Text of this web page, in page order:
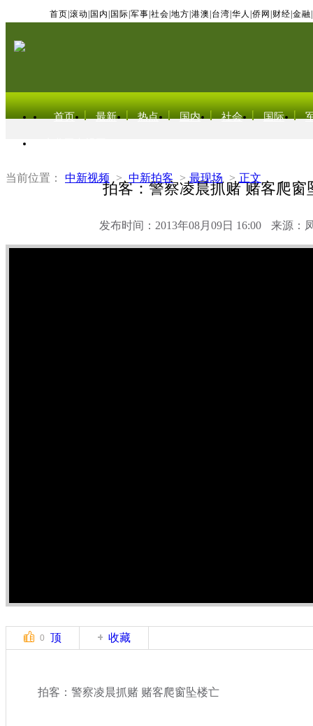
首页 滚动 国内 国际 军事 社会 地方 港澳 台湾 华人 侨网 财经 金融
首页 最新 热点 国内 社会 国际
当前位置： 中新视频 > 中新拍客 > 最现场 > 正文
拍客：警察凌晨抓赌 赌客爬窗
发布时间：2013年08月09日 16:00 来源：
0 顶 收藏
拍客：警察凌晨抓赌 赌客爬窗坠楼亡